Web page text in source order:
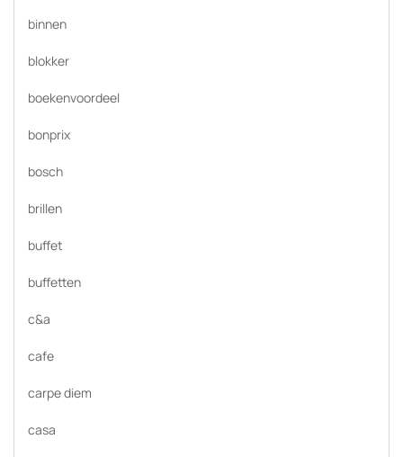
binnen
blokker
boekenvoordeel
bonprix
bosch
brillen
buffet
buffetten
c&a
cafe
carpe diem
casa